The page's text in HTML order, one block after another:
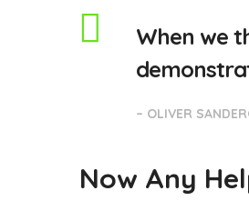
When we
– OLIVER
Now Any